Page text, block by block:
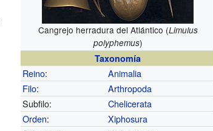
Cangrejo herradura del Atlántico (Limulus
polyphemus)
Taxonomía
Reino:
Animalia
Filo:
Arthropoda
Subfilo:
Chelicerata
Orden:
Xiphosura